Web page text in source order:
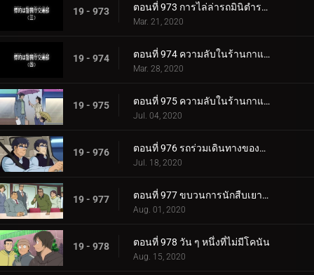
19 - 973 ตอนที่ 973 การไล่ล่ารถมินิตำรวจลาดตะเวน
Mar. 21, 2020
19 - 974 ตอนที่ 974 ความลับในร้านกาแฟของสาวมัธยมทรีโอ (ตอนแรก)
Mar. 28, 2020
19 - 975 ตอนที่ 975 ความลับในร้านกาแฟของสาวมัธยมทรีโอ (ตอนจบ)
Jul. 04, 2020
19 - 976 ตอนที่ 976 รถร่วมเดินทางของฆาตกร
Jul. 18, 2020
19 - 977 ตอนที่ 977 ขบวนการนักสืบเยาวชนหายตัวไป
Aug. 01, 2020
19 - 978 ตอนที่ 978 วัน ๆ หนึ่งที่ไม่มีโคนัน
Aug. 15, 2020